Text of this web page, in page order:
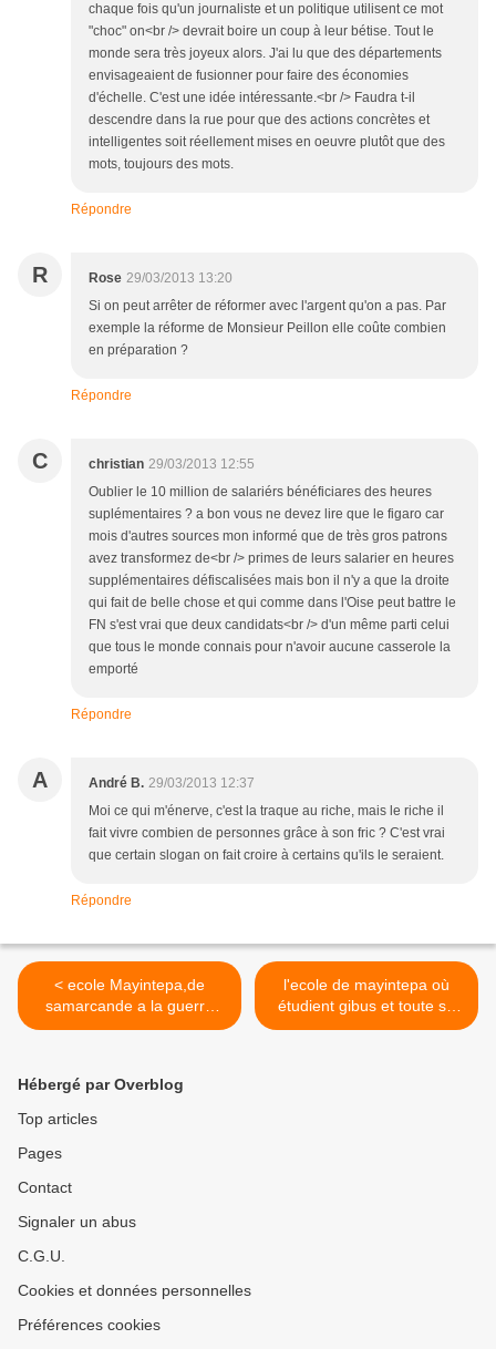
chaque fois qu'un journaliste et un politique utilisent ce mot
"choc" on<br /> devrait boire un coup à leur bétise. Tout le
monde sera très joyeux alors. J'ai lu que des départements
envisageaient de fusionner pour faire des économies
d'échelle. C'est une idée intéressante.<br /> Faudra t-il
descendre dans la rue pour que des actions concrètes et
intelligentes soit réellement mises en oeuvre plutôt que des
mots, toujours des mots.
Répondre
R Rose 29/03/2013 13:20
Si on peut arrêter de réformer avec l'argent qu'on a pas. Par
exemple la réforme de Monsieur Peillon elle coûte combien
en préparation ?
Répondre
C christian 29/03/2013 12:55
Oublier le 10 million de salariérs bénéficiares des heures
suplémentaires ? a bon vous ne devez lire que le figaro car
mois d'autres sources mon informé que de très gros patrons
avez transformez de<br /> primes de leurs salarier en heures
supplémentaires défiscalisées mais bon il n'y a que la droite
qui fait de belle chose et qui comme dans l'Oise peut battre le
FN s'est vrai que deux candidats<br /> d'un même parti celui
que tous le monde connais pour n'avoir aucune casserole la
emporté
Répondre
A André B. 29/03/2013 12:37
Moi ce qui m'énerve, c'est la traque au riche, mais le riche il
fait vivre combien de personnes grâce à son fric ? C'est vrai
que certain slogan on fait croire à certains qu'ils le seraient.
Répondre
< ecole Mayintepa,de
samarcande a la guerre
des boutons
l'ecole de mayintepa où
étudient gibus et toute sa
bande >
Hébergé par Overblog
Top articles
Pages
Contact
Signaler un abus
C.G.U.
Cookies et données personnelles
Préférences cookies